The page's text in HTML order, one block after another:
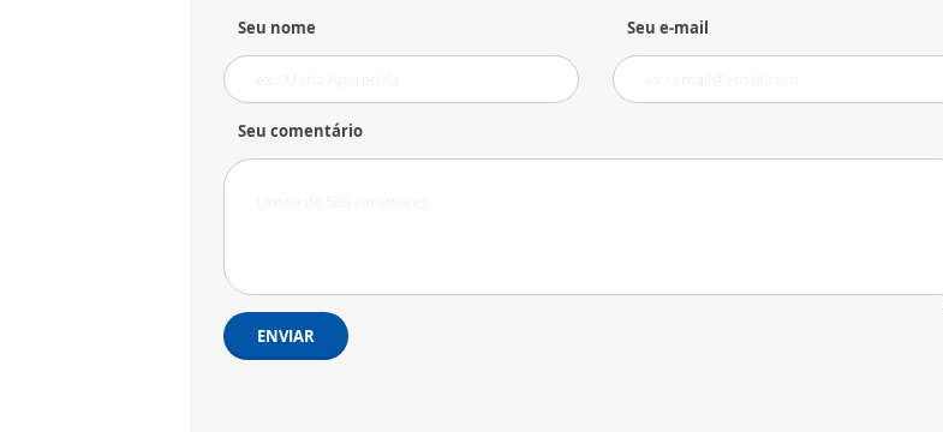
Seu nome Seu e-mail
Seu comentário
ENVIAR